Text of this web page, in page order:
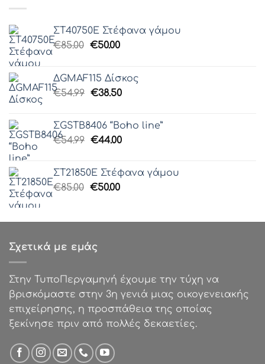
ΣΤ40750Ε Στέφανα γάμου
€85.00 Original
€85.00.
€50.00Η
είναι:
€50.00.
ΔGMAF115 Δίσκος
€54.99 Original
€54.99.
€38.50Η
είναι:
€38.50.
ΣGSTB8406 “Boho line”
€54.99 Original
€54.99.
€44.00Η
είναι:
ΣΤ21850Ε Στέφανα γάμου
€85.00 Original
€85.00.
€50.00Η
είναι:
Σχετικά με εμάς
Στην ΤυποΠεργαμηνή έχουμε την τύχη να
βρισκόμαστε στην 3η γενιά μιας οικογενειακής
επιχείρησης, η προσπάθεια της οποίας
ξεκίνησε πριν από πολλές δεκαετίες.